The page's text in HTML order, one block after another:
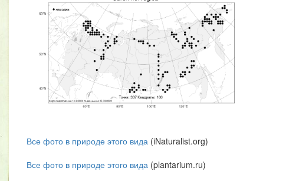
Все фото в природе этого вида (iNaturalist.org)
Все фото в природе этого вида (plantarium.ru)